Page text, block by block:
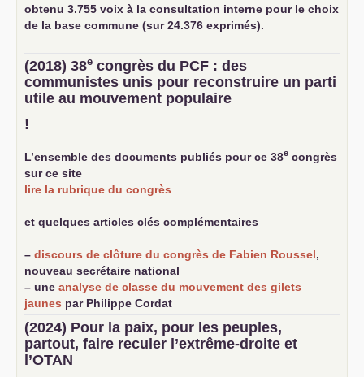
obtenu 3.755 voix à la consultation interne pour le choix
de la base commune (sur 24.376 exprimés).
(2018) 38e congrès du PCF : des
communistes unis pour reconstruire un parti
utile au mouvement populaire
!
L’ensemble des documents publiés pour ce 38e congrès
sur ce site
lire la rubrique du congrès
et quelques articles clés complémentaires
– discours de clôture du congrès de Fabien Roussel,
nouveau secrétaire national
– une analyse de classe du mouvement des gilets
jaunes par Philippe Cordat
–
un texte de Jean-Claude Delaunay
le marxisme est la
science sociale de notre temps
–un appelproposé aux partis communistes et ouvrier
d’Europe
(2024) Pour la paix, pour les peuples,
partout, faire reculer l’extrême-droite et
l’OTAN